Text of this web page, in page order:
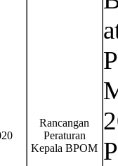
Rancangan
Peraturan
Kepala BPOM